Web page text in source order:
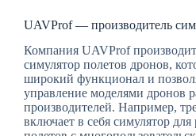
UAVProf — производитель
Компания UAVProf
симулятор полетов дронов,
широкий функционал и
управление моделями дронов
производителей. Например,
включает в себя симулятор